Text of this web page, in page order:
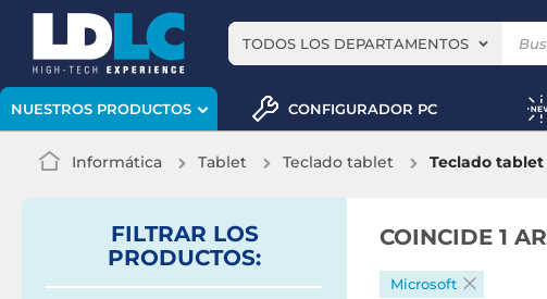
TODOS LOS DEPARTAMENTOS
NUESTROS PRODUCTOS CONFIGURADOR PC
Informática Tablet Teclado tablet Teclado
FILTRAR LOS
PRODUCTOS:
COINCIDE 1
Microsoft